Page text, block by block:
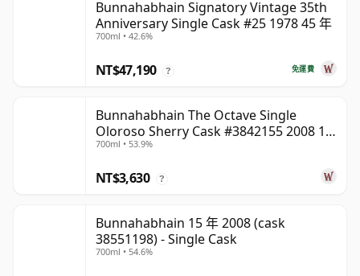
Bunnahabhain Signatory Vintage 35th
Anniversary Single Cask #25 1978 45 年
700ml • 42.6%
免運費
NT$47,190 ?
Bunnahabhain The Octave Single
Oloroso Sherry Cask #3842155 2008 15
年
700ml • 53.9%
NT$3,630 ?
Bunnahabhain 15 年 2008 (cask
38551198) - Single Cask
700ml • 54.6%